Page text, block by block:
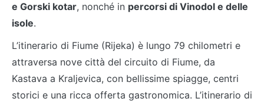
e Gorski kotar, nonché in percorsi di Vinodol e delle
isole.
L’itinerario di Fiume (Rijeka) è lungo 79 chilometri e
attraversa nove città del circuito di Fiume, da
Kastava a Kraljevica, con bellissime spiagge, centri
storici e una ricca offerta gastronomica. L’itinerario di